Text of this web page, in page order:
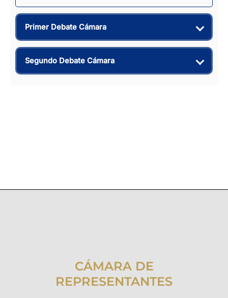
Primer Debate Cámara
Segundo Debate Cámara
CÁMARA DE
REPRESENTANTES